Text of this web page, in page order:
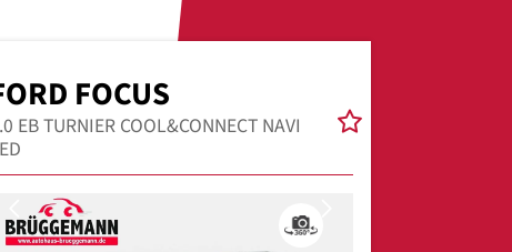
FOCUS
EB TURNIER COOL&CONNECT NAVI
Previous